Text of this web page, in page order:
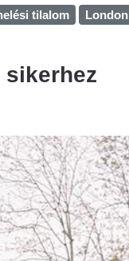
tilalom
London
sikerhez